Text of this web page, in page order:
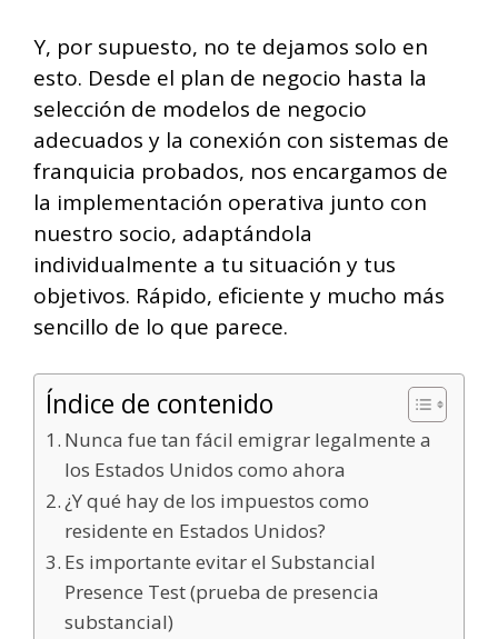
Y, por supuesto, no te dejamos solo en
esto. Desde el plan de negocio hasta la
selección de modelos de negocio
adecuados y la conexión con sistemas de
franquicia probados, nos encargamos de
la implementación operativa junto con
nuestro socio, adaptándola
individualmente a tu situación y tus
objetivos. Rápido, eficiente y mucho más
sencillo de lo que parece.
Índice de contenido
Nunca fue tan fácil emigrar legalmente a
los Estados Unidos como ahora
¿Y qué hay de los impuestos como
residente en Estados Unidos?
Es importante evitar el Substancial
Presence Test (prueba de presencia
substancial)